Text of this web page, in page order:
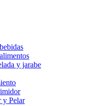
y jarabe
y Pelar